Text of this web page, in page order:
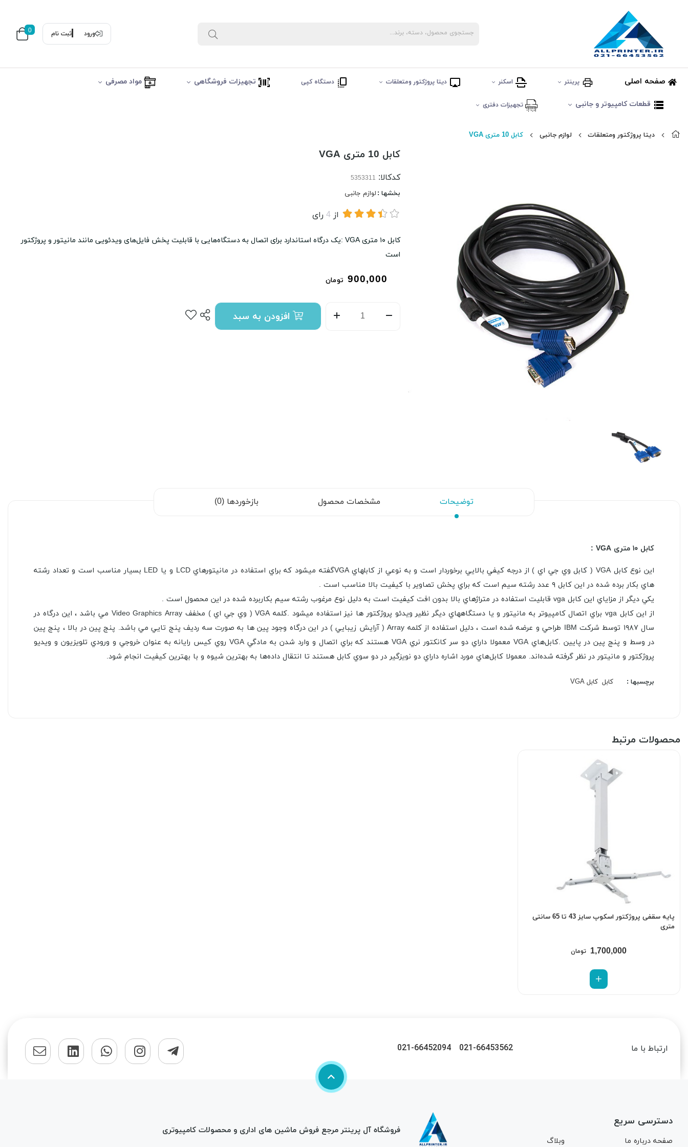
ورود ثبت نام 0
صفحه اصلی پرینتر اسکنر دیتا پروژکتور ومتعلقات دستگاه کپی تجهیزات فروشگاهی مواد مصرفی
قطعات کامپیوتر و جانبی تجهیزات دفتری
دیتا پروژکتور ومتعلقات لوازم جانبی کابل 10 متری VGA
کابل 10 متری VGA
کدکالا:
بخشها : لوازم جانبی
از4 رای
کابل ۱۰ متری VGA :یک درگاه استاندارد برای اتصال به دستگاه‌هایی با قابلیت پخش فایل‌های ویدئویی مانند مانیتور و پروژکتور
است
900,000 تومان
افزودن به سبد
توضیحات مشخصات محصول بازخوردها (0)
کابل ۱۰ متری VGA :
اين نوع کابل VGA ( کابل وي جي اي ) از درجه کيفي بالايي برخوردار است و به نوعي از کابلهاي VGA
گفته ميشود که براي استفاده در مانيتورهاي LCD و يا LED بسيار مناسب است و تعداد رشته
هاي بکار برده شده در اين کابل ۹ عدد رشته سيم است که براي پخش تصاوير با کيفيت بالا مناسب است .
يکي ديگر از مزاياي اين کابل vga قابليت استفاده در متراژهاي بالا بدون افت کيفيت است به دليل
نوع مرغوب رشته سيم بکاربرده شده در اين محصول است .
از اين کابل vga براي اتصال کامپيوتر به مانيتور و يا دستگاههاي ديگر نظير ويدئو پروژکتور ها نيز
استفاده ميشود .
کلمه VGA ( وي جي اي ) مخفف Video Graphics Array مي باشد ، اين درگاه در
سال ۱۹۸۷ توسط
شرکت IBM طراحي و عرضه شده است ، دليل استفاده از کلمه Array ( آرايش زيبايي ) در اين درگاه
وجود پين ها به صورت سه رديف پنج تايي مي باشد. پنج پين در بالا ، پنج پين
در وسط و پنج پين در پايين .
کابل‌هاي VGA معمولا داراي دو سر کانکتور نري VGA هستند که براي اتصال و وارد شدن به مادگي VGA روي کيس رايانه به عنوان خروجي و ورودي تلويزيون و ويديو
پروژکتور و مانيتور در نظر گرفته شده‌اند. معمولا کابل‌هاي مورد اشاره داراي دو نويزگير در دو سوي کابل هستند تا انتقال داده‌ها به بهترين شيوه و با بهترين کيفيت انجام شود.
برچسبها : کابل کابل VGA
محصولات مرتبط
پایه سقفی پروژکتور اسکوپ سایز 43 تا 65 سانتی
متری
1,700,000 تومان
ارتباط با ما 021-66453562
021-66452094
دسترسی سریع
صفحه درباره ما وبلاگ
فروشگاه آل پرینتر مرجع فروش ماشین های اداری و محصولات کامپیوتری